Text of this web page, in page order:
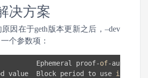
决方案
因在于geth版本更新之后，–dev
个参数项：
Ephemeral proof-of-
value  Block period to use in